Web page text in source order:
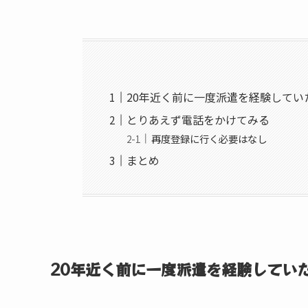
20年近く前に一度派遣を経験してい
とりあえず電話をかけてみる
再度登録に行く必要はなし
まとめ
20年近く前に一度派遣を経験してい